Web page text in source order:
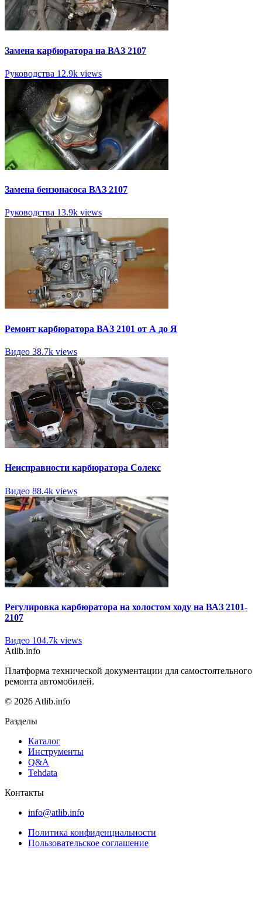
Замена карбюратора на ВАЗ 2107
Руководства 12.9k views
Замена бензонасоса ВАЗ 2107
Руководства 13.9k views
Ремонт карбюратора ВАЗ 2101 от А до Я
Видео 38.7k views
Неисправности карбюратора Солекс
Видео 88.4k views
Регулировка карбюратора на холостом ходу на ВАЗ 2101-
2107
Видео 104.7k views
Atlib.info
Платформа технической документации для самостоятельного
ремонта автомобилей.
© 2026 Atlib.info
Разделы
Каталог
Инструменты
Q&A
Tehdata
Контакты
info@atlib.info
Политика конфиденциальности
Пользовательское соглашение